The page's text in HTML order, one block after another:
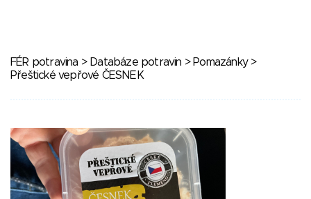
FÉR potravina > Databáze potravin > Pomazánky>
Přeštické vepřové ČESNEK